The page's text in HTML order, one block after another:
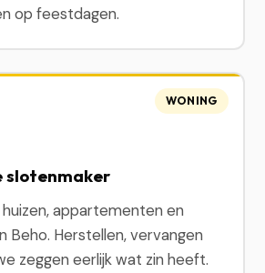
op feestdagen.
slotenmaker
appartementen en
Beho. Herstellen, vervangen
zeggen eerlijk wat zin heeft.
WONING